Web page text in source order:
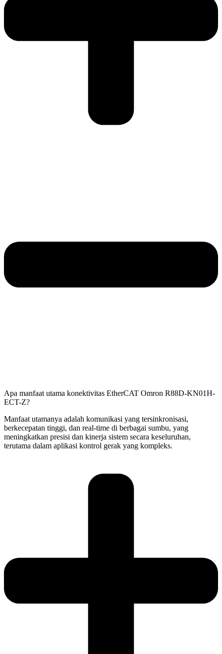
Apa manfaat utama konektivitas EtherCAT Omron R88D-KN01H-
ECT-Z?
Manfaat utamanya adalah komunikasi yang tersinkronisasi,
berkecepatan tinggi, dan real-time di berbagai sumbu, yang
meningkatkan presisi dan kinerja sistem secara keseluruhan,
terutama dalam aplikasi kontrol gerak yang kompleks.